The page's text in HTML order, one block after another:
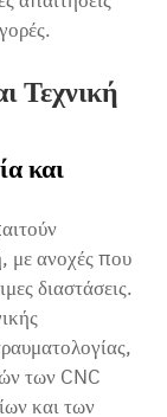
Τεχνική
και
με ανοχές που
διαστάσεις.
των CNC
και των